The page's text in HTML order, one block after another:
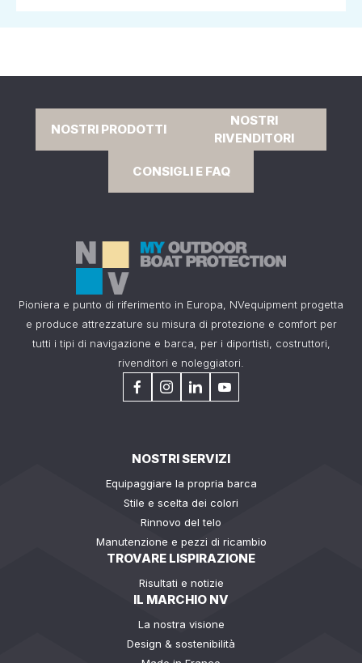
NOSTRI PRODOTTI
NOSTRI
RIVENDITORI
CONSIGLI E FAQ
Pioniera e punto di riferimento in Europa, NVequipment progetta
e produce attrezzature su misura di protezione e comfort per
tutti i tipi di navigazione e barca, per i diportisti, costruttori,
rivenditori e noleggiatori.
NOSTRI SERVIZI
Equipaggiare la propria barca
Stile e scelta dei colori
Rinnovo del telo
Manutenzione e pezzi di ricambio
TROVARE LISPIRAZIONE
Risultati e notizie
IL MARCHIO NV
La nostra visione
Design & sostenibilità